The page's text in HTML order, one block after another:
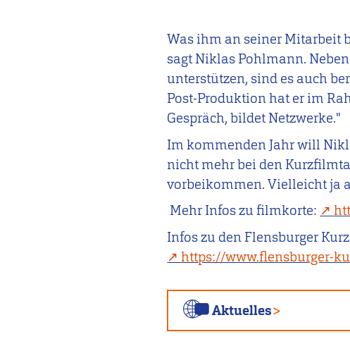
Was ihm an seiner Mitarbeit
sagt Niklas Pohlmann.
unterstützen, sind es auch
Post-Produktion hat er im
Gespräch, bildet Netzwerke."
Im kommenden Jahr will
nicht mehr bei den
vorbeikommen. Vielleicht ja
Mehr Infos zu filmkorte:
Infos zu den Flensburger
https://www.flensburger-
Aktuelles